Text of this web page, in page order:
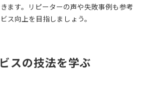
ます。リピーターの声や失敗事例も参考
ス向上を目指しましょう。
スの技法を学ぶ